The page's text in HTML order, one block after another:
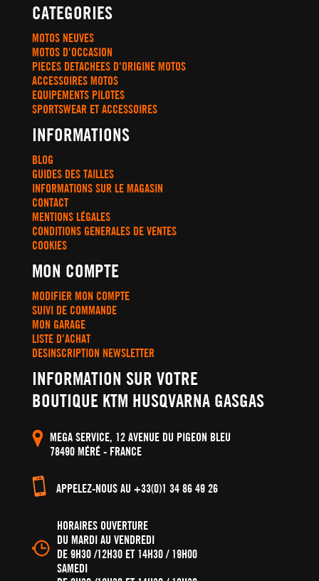
CATEGORIES
MOTOS NEUVES
MOTOS D'OCCASION
PIECES DETACHEES D'ORIGINE MOTOS
ACCESSOIRES MOTOS
EQUIPEMENTS PILOTES
SPORTSWEAR ET ACCESSOIRES
INFORMATIONS
BLOG
GUIDES DES TAILLES
INFORMATIONS SUR LE MAGASIN
CONTACT
MENTIONS LÉGALES
CONDITIONS GENERALES DE VENTES
COOKIES
MON COMPTE
MODIFIER MON COMPTE
SUIVI DE COMMANDE
MON GARAGE
LISTE D'ACHAT
DESINSCRIPTION NEWSLETTER
INFORMATION SUR VOTRE
BOUTIQUE KTM HUSQVARNA GASGAS
MEGA SERVICE, 12 AVENUE DU PIGEON BLEU
78490 MÉRÉ - FRANCE
APPELEZ-NOUS AU +33(0)1 34 86 49 26
HORAIRES OUVERTURE
DU MARDI AU VENDREDI
DE 9H30 /12H30 ET 14H30 / 19H00
SAMEDI